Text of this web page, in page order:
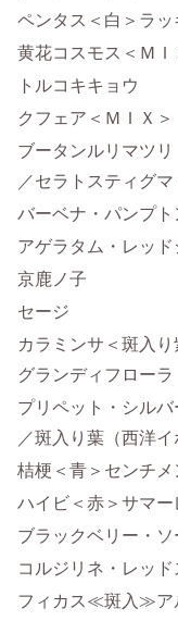
ペンタス＜白＞ラ
黄花コスモス＜ＭＩ
トルコキキョウ
クフェア＜ＭＩＸ＞
ブータンルリマツリ
／セラトスティグ
バーベナ・パンプト
アゲラタム・レッド
京鹿ノ子
セージ
カラミンサ＜斑入り
グランディフローラ
プリペット・シルバ
／斑入り葉（西洋イ
桔梗＜青＞センチ
ハイビ＜赤＞サマー
ブラックベリー・
コルジリネ・レッ
フィカス≪斑入≫ア